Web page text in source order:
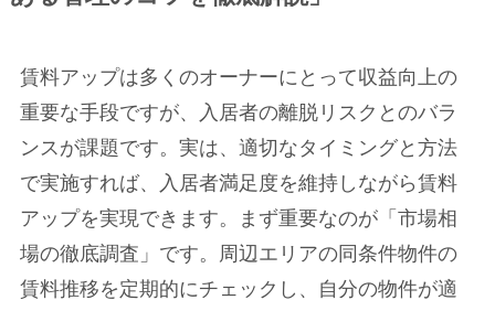
賃料アップは多くのオーナーにとって収益向上の
重要な手段ですが、入居者の離脱リスクとのバラ
ンスが課題です。実は、適切なタイミングと方法
で実施すれば、入居者満足度を維持しながら賃料
アップを実現できます。まず重要なのが「市場相
場の徹底調査」です。周辺エリアの同条件物件の
賃料推移を定期的にチェックし、自分の物件が適